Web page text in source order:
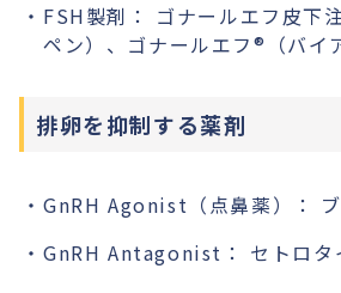
FSH製剤： ゴナールエフ皮下
ペン）、ゴナールエフ®︎（バイ
排卵を抑制する薬剤
GnRH Agonist（点鼻薬）：
GnRH Antagonist： セトロタ